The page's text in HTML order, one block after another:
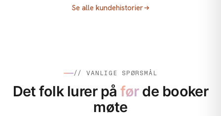
Fjellsport: Ikke la utsyret stoppe deg!
Folkefinansiering for Villbrygg
Se alle kundehistorier
// VANLIGE SPØRSMÅL
Det folk lurer påførde booker
møte